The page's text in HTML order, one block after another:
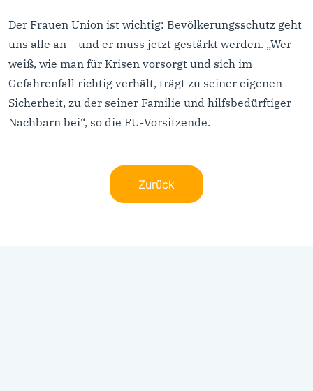
Der Frauen Union ist wichtig: Bevölkerungsschutz geht
uns alle an – und er muss jetzt gestärkt werden. „Wer
weiß, wie man für Krisen vorsorgt und sich im
Gefahrenfall richtig verhält, trägt zu seiner eigenen
Sicherheit, zu der seiner Familie und hilfsbedürftiger
Nachbarn bei“, so die FU-Vorsitzende.
Zurück